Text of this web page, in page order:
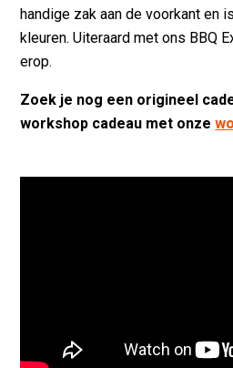
handige zak aan de voorkant en
kleuren. Uiteraard met ons BBQ
erop.
Zoek je nog een origineel
workshop cadeau met onze